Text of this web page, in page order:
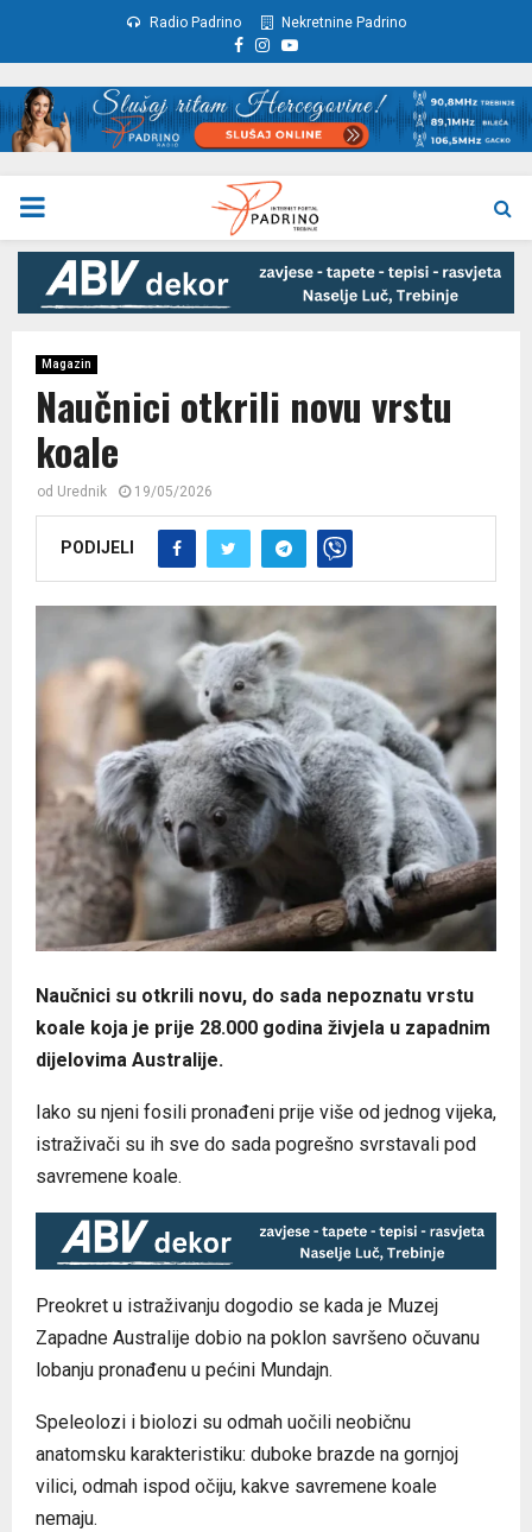
Radio Padrino Nekretnine Padrino
Facebook
Instagram
Youtube
PRIMARY
MENU
Magazin
Naučnici otkrili novu vrstu
koale
od Urednik 19/05/2026
PODIJELI
Naučnici su otkrili novu, do sada nepoznatu vrstu
koale koja je prije 28.000 godina živjela u zapadnim
dijelovima Australije.
Iako su njeni fosili pronađeni prije više od jednog vijeka,
istraživači su ih sve do sada pogrešno svrstavali pod
savremene koale.
Preokret u istraživanju dogodio se kada je Muzej
Zapadne Australije dobio na poklon savršeno očuvanu
lobanju pronađenu u pećini Mundajn.
Speleolozi i biolozi su odmah uočili neobičnu
anatomsku karakteristiku: duboke brazde na gornjoj
vilici, odmah ispod očiju, kakve savremene koale
nemaju.